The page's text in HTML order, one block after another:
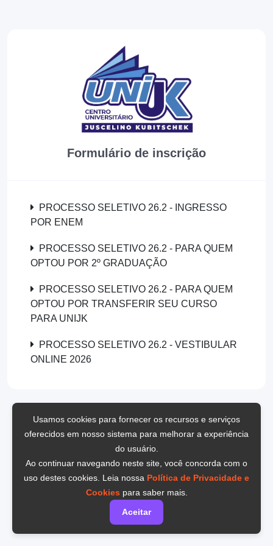
Usamos cookies para fornecer os recursos e serviços
oferecidos em nosso sistema para melhorar a experiência
do usuário.
Ao continuar navegando neste site, você concorda com o
uso destes cookies. Leia nossa Política de Privacidade e
Cookies para saber mais.
Aceitar
Formulário de inscrição
PROCESSO SELETIVO 26.2 - INGRESSO
POR ENEM
PROCESSO SELETIVO 26.2 - PARA QUEM
OPTOU POR 2º GRADUAÇÃO
PROCESSO SELETIVO 26.2 - PARA QUEM
OPTOU POR TRANSFERIR SEU CURSO
PARA UNIJK
PROCESSO SELETIVO 26.2 - VESTIBULAR
ONLINE 2026